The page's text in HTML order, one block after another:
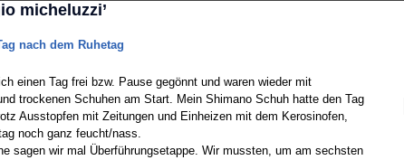
micheluzzi’
nach dem Ruhetag
einen Tag frei bzw. Pause gegönnt und waren wieder mit
trockenen Schuhen am Start. Mein Shimano Schuh hatte den Tag
Ausstopfen mit Zeitungen und Einheizen mit dem Kerosinofen,
noch ganz feucht/nass.
sagen wir mal Überführungsetappe. Wir mussten, um am sechsten